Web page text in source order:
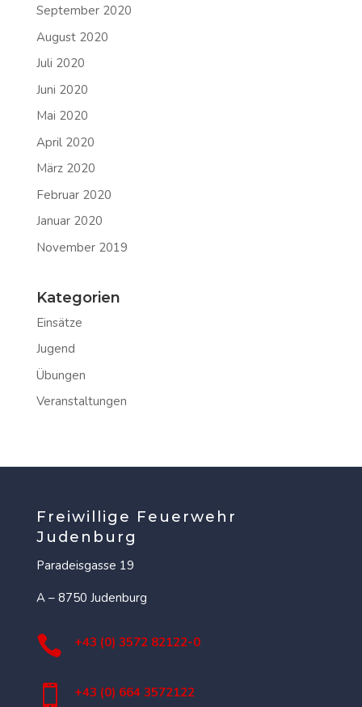
September 2020
August 2020
Juli 2020
Juni 2020
Mai 2020
April 2020
März 2020
Februar 2020
Januar 2020
November 2019
Kategorien
Einsätze
Jugend
Übungen
Veranstaltungen
Freiwillige Feuerwehr
Judenburg
Paradeisgasse 19
A – 8750 Judenburg
 +43 (0) 3572 82122-0
 +43 (0) 664 3572122